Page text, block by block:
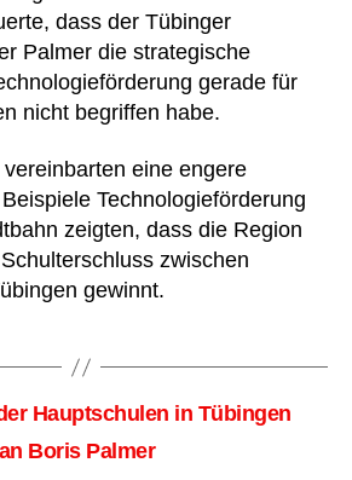
dass der Tübinger
Palmer die strategische
gerade für
nicht begriffen habe.
eine engere
Technologieförderung
zeigten, dass die Region
zwischen
gewinnt.
Hauptschulen in Tübingen
Boris Palmer